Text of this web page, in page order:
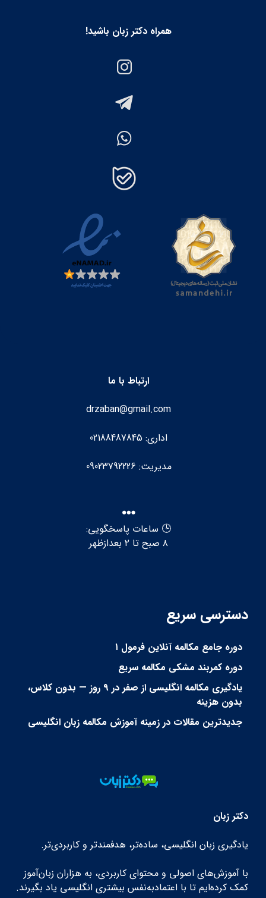
همراه دکتر زبان باشید!
ارتباط با ما
drzaban@gmail.com
اداری: 02188487845
مدیریت: 09023792226
🕒 ساعات پاسخگویی:
۸ صبح تا ۲ بعدازظهر
دسترسی سریع
دوره جامع مکالمه آنلاین فرمول ۱
دوره کمربند مشکی مکالمه سریع
یادگیری مکالمه انگلیسی از صفر در ۹ روز — بدون کلاس،
بدون هزینه
جدیدترین مقالات در زمینه آموزش مکالمه زبان انگلیسی
دکتر زبان
یادگیری زبان انگلیسی، ساده‌تر، هدفمندتر و کاربردی‌تر.
با آموزش‌های اصولی و محتوای کاربردی، به هزاران زبان‌آموز
کمک کرده‌ایم تا با اعتمادبه‌نفس بیشتری انگلیسی یاد بگیرند.